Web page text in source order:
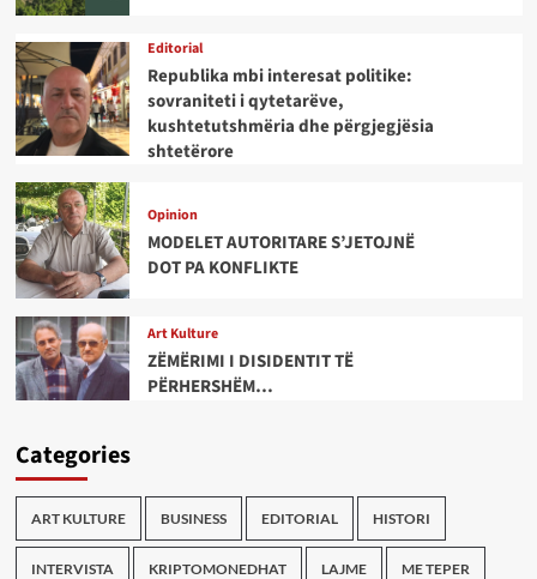
Editorial
Republika mbi interesat politike:
sovraniteti i qytetarëve,
kushtetutshmëria dhe përgjegjësia
shtetërore
Opinion
MODELET AUTORITARE S’JETOJNË
DOT PA KONFLIKTE
Art Kulture
ZËMËRIMI I DISIDENTIT TË
PËRHERSHËM…
Categories
ART KULTURE BUSINESS EDITORIAL HISTORI
INTERVISTA KRIPTOMONEDHAT LAJME ME TEPER